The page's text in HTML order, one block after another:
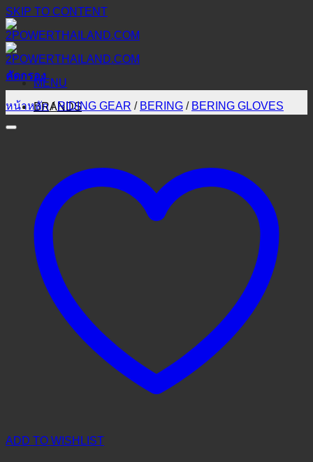
SKIP TO CONTENT
MENU
BRANDS
คัดกรอง
หน้าหลัก / RIDING GEAR / BERING / BERING GLOVES
ADD TO WISHLIST